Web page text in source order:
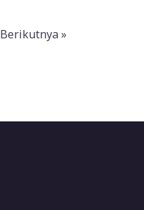
Berikutnya »